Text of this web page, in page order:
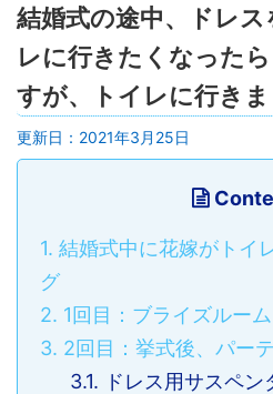
結婚式の途中、ドレ
レに行きたくなった
すが、トイレに行きま
更新日： 2021年3月25日
1. 結婚式中に花嫁がトイ
グ
2. 1回目：ブライズルー
3. 2回目：挙式後、パー
3.1. ドレス用サスペ